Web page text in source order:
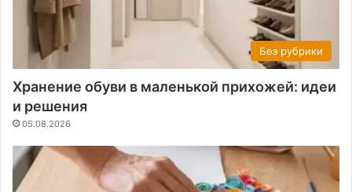
Без рубрики
Хранение обуви в маленькой прихожей: идеи
и решения
05.08.2026